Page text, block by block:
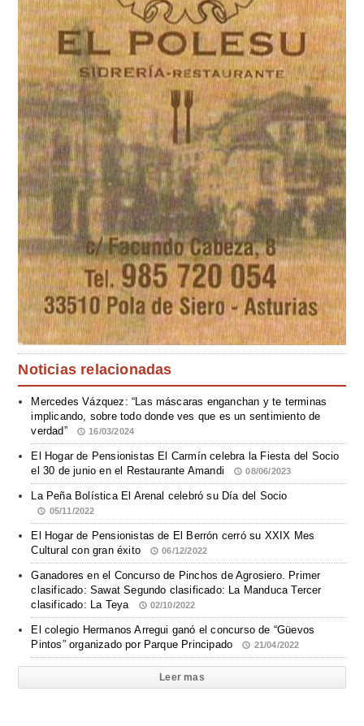
Noticias relacionadas
Mercedes Vázquez: “Las máscaras enganchan y te terminas
implicando, sobre todo donde ves que es un sentimiento de
verdad”
16/03/2024
El Hogar de Pensionistas El Carmín celebra la Fiesta del Socio
el 30 de junio en el Restaurante Amandi
08/06/2023
La Peña Bolística El Arenal celebró su Día del Socio
05/11/2022
El Hogar de Pensionistas de El Berrón cerró su XXIX Mes
Cultural con gran éxito
06/12/2022
Ganadores en el Concurso de Pinchos de Agrosiero. Primer
clasificado: Sawat Segundo clasificado: La Manduca Tercer
clasificado: La Teya
02/10/2022
El colegio Hermanos Arregui ganó el concurso de “Güevos
Pintos” organizado por Parque Principado
21/04/2022
Leer mas